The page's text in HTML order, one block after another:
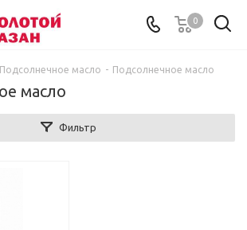
0
Подсолнечное масло - Подсолнечное масло
масло
Фильтр